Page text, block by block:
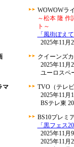
WOWOWラ
～松本 隆 作
ト～
「風街ぽえ
2025年11月
クイーンズ
2025年11月
ユーロスペ
マ
TVO（テレ
2025年11月
BSテレ東
BS10プレミ
「黒フェス
2025年11月
2025年11月